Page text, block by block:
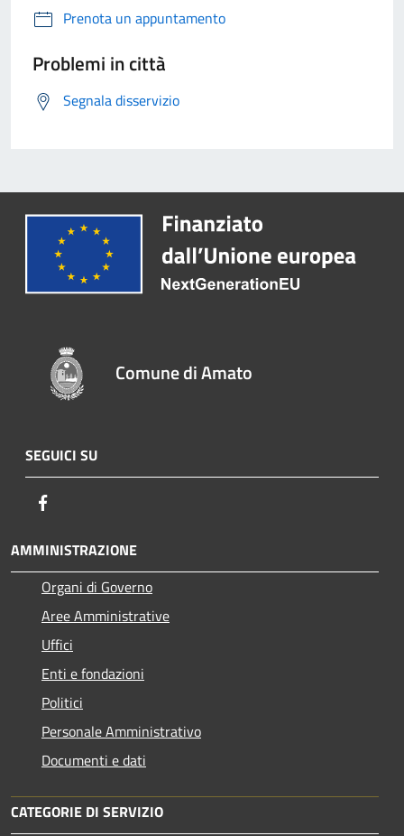
Prenota un appuntamento
Problemi in città
Segnala disservizio
Comune di Amato
SEGUICI SU
AMMINISTRAZIONE
Organi di Governo
Aree Amministrative
Uffici
Enti e fondazioni
Politici
Personale Amministrativo
Documenti e dati
CATEGORIE DI SERVIZIO